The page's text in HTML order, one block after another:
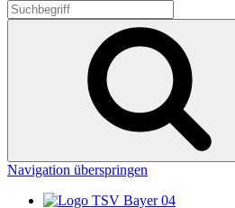
Navigation überspringen